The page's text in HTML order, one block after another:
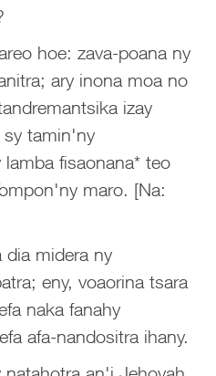
hoe: zava-poana ny
ary inona moa no
izay
sy tamin'ny
fisaonana* teo
maro. [Na:
dia midera ny
eny, voaorina tsara
naka fanahy
afa-nandositra ihany.